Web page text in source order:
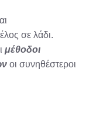
σε λάδι.
μέθοδοι
οι συνηθέστεροι